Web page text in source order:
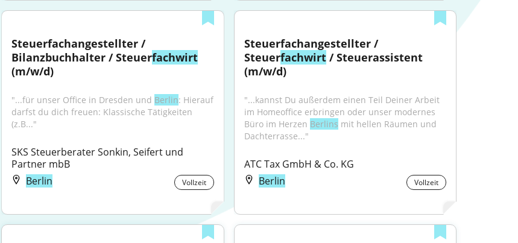
Steuerfachangestellter /
Bilanzbuchhalter / Steuerfachwirt
(m/w/d)
"...für unser Office in Dresden und Berlin: Hierauf
darfst du dich freuen: Klassische Tätigkeiten
(z.B..."
SKS Steuerberater Sonkin, Seifert und
Partner mbB
Berlin
Vollzeit
Steuerfachangestellter /
Steuerfachwirt / Steuerassistent
(m/w/d)
"...kannst Du außerdem einen Teil Deiner Arbeit
im Homeoffice erbringen oder unser modernes
Büro im Herzen Berlins mit hellen Räumen und
Dachterrasse..."
ATC Tax GmbH & Co. KG
Berlin
Vollzeit